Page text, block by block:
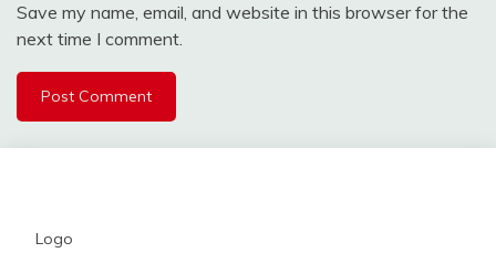
Save my name, email, and website in this browser for the
next time I comment.
Logo